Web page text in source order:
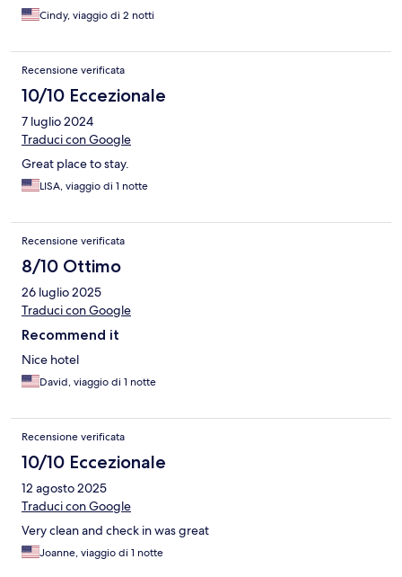
Cindy, viaggio di 2 notti
Recensione verificata
10/10 Eccezionale
7 luglio 2024
Traduci con Google
Great place to stay.
LISA, viaggio di 1 notte
Recensione verificata
8/10 Ottimo
26 luglio 2025
Traduci con Google
Recommend it
Nice hotel
David, viaggio di 1 notte
Recensione verificata
10/10 Eccezionale
12 agosto 2025
Traduci con Google
Very clean and check in was great
Joanne, viaggio di 1 notte